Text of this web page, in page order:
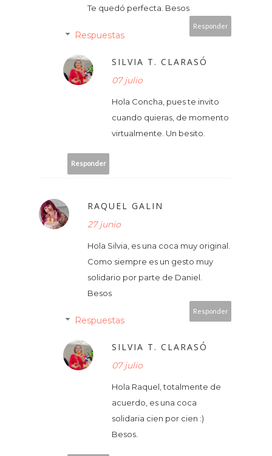
Te quedó perfecta. Besos
Responder
Respuestas
SILVIA T. CLARASÓ
07 julio
Hola Concha, pues te invito
cuando quieras, de momento
virtualmente. Un besito.
Responder
RAQUEL GALIN
27 junio
Hola Silvia, es una coca muy original.
Como siempre es un gesto muy
solidario por parte de Daniel.
Besos
Responder
Respuestas
SILVIA T. CLARASÓ
07 julio
Hola Raquel, totalmente de
acuerdo, es una coca
solidaria cien por cien :)
Besos.